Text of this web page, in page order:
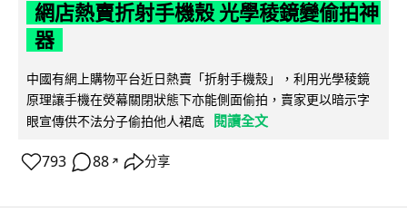
網店熱賣折射手機殼 光學稜鏡變偷拍神
器
中國有網上購物平台近日熱賣「折射手機殼」，利用光學稜鏡
原理讓手機在熒幕關閉狀態下亦能側面偷拍，賣家更以暗示字
眼宣傳供不法分子偷拍他人裙底
閱讀全文
793 88 ↗ 分享